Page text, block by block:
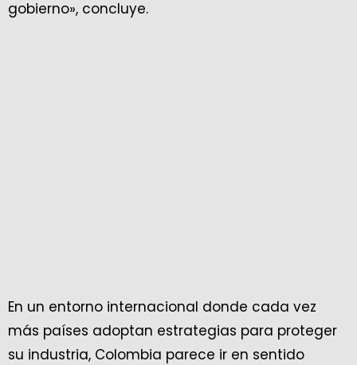
gobierno», concluye.
En un entorno internacional donde cada vez
más países adoptan estrategias para proteger
su industria, Colombia parece ir en sentido